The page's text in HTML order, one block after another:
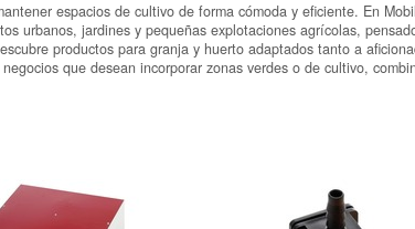
espacios de cultivo de forma cómoda y eficiente. En
urbanos, jardines y pequeñas explotaciones agrícolas,
productos para granja y huerto adaptados tanto a
que desean incorporar zonas verdes o de cultivo,